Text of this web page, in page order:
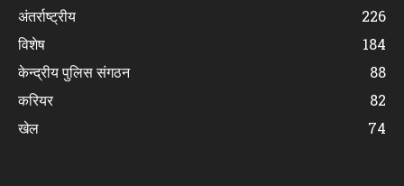
अंतर्राष्ट्रीय
226
विशेष
184
केन्द्रीय पुलिस संगठन
88
करियर
82
खेल
74